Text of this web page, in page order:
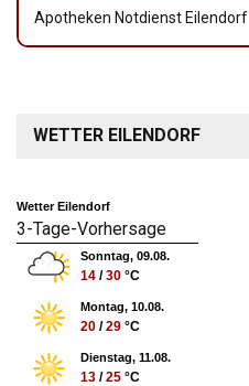
Apotheken Notdienst Eilendorf
WETTER EILENDORF
Wetter Eilendorf
3-Tage-Vorhersage
Sonntag, 09.08.
14 /30 °C
Montag, 10.08.
20 /29 °C
Dienstag, 11.08.
13 /25 °C